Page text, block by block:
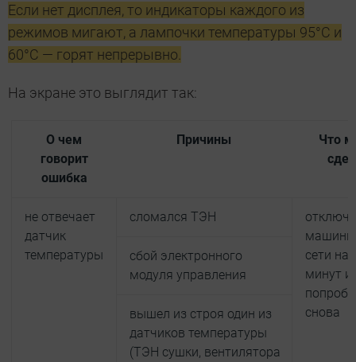
Если нет дисплея, то индикаторы каждого из
режимов мигают, а лампочки температуры 95°С и
60°С — горят непрерывно.
На экране это выглядит так:
О чем
говорит
ошибка
Причины
Что
не отвечает
датчик
температуры
сломался ТЭН
сети на
минут и
снова
сбой электронного
модуля управления
вышел из строя один из
датчиков температуры
(ТЭН сушки, вентилятора